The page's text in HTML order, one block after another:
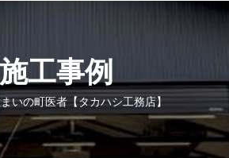
施工事例
いの町医者【タカハシ工務店】